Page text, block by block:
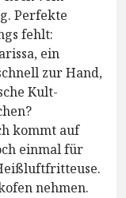
Perfekte
fehlt:
ein
zur Hand,
Kult-
kommt auf
einmal für
nehmen.